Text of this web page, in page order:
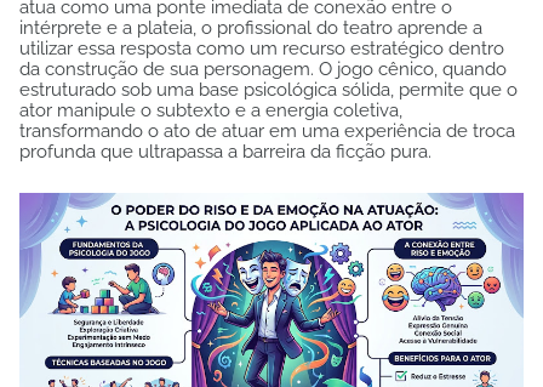
atua como uma ponte imediata de conexão entre o
intérprete e a plateia, o profissional do teatro aprende a
utilizar essa resposta como um recurso estratégico dentro
da construção de sua personagem. O jogo cênico, quando
estruturado sob uma base psicológica sólida, permite que o
ator manipule o subtexto e a energia coletiva,
transformando o ato de atuar em uma experiência de troca
profunda que ultrapassa a barreira da ficção pura.